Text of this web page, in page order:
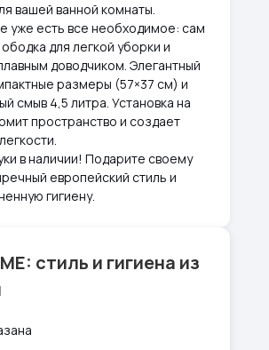
вашей ванной комнаты.
уже есть все необходимое: сам
для легкой уборки и
доводчиком. Элегантный
размеры (57×37 см) и
смыв 4,5 литра. Установка на
пространство и создает
в наличии! Подарите своему
европейский стиль и
гигиену.
стиль и гигиена из